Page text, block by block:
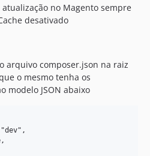
no Magento sempre
desativado
arquivo composer.json na raiz
o mesmo tenha os
modelo JSON abaixo